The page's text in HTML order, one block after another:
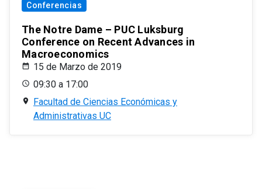
Conferencias
The Notre Dame – PUC Luksburg
Conference on Recent Advances in
Macroeconomics
15 de Marzo de 2019
09:30 a 17:00
Facultad de Ciencias Económicas y
Administrativas UC